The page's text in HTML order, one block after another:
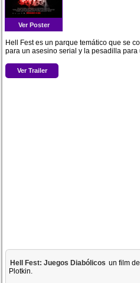
Ver Poster
Hell Fest es un parque temático que se
para un asesino serial y la pesadilla
Ver Trailer
Hell Fest: Juegos Diabólicos un film
Plotkin.